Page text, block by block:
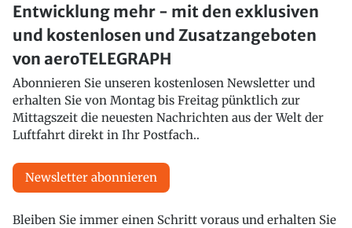
Entwicklung mehr - mit den exklusiven
und kostenlosen und Zusatzangeboten
von aeroTELEGRAPH
Abonnieren Sie unseren kostenlosen Newsletter und
erhalten Sie von Montag bis Freitag pünktlich zur
Mittagszeit die neuesten Nachrichten aus der Welt der
Luftfahrt direkt in Ihr Postfach..
Newsletter abonnieren
Bleiben Sie immer einen Schritt voraus und erhalten Sie